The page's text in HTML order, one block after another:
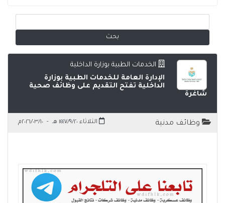
الخدمات الطبية بوزارة الداخلية
الإدارة العامة للخدمات الطبية بوزارة
الداخلية تفتح التقديم على وظائف صحية
شاغرة
وظائف مدنية الثلاثاء ١٤٤٧/٩/٢٠ هـ - ٢٠٢٦/٠٣/١٠م